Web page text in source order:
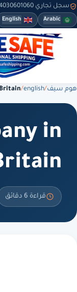
سجل تجاري 4030601060 — منشأة مسجّلة
Arabic
English
هوم سيف/
english
/
in
قراءة 6 دقائق